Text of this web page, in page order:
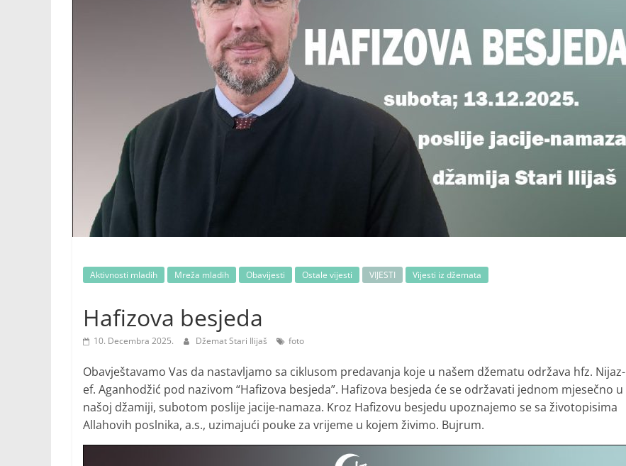
Aktivnosti mladih Mreža mladih Obavijesti Ostale vijesti VIJESTI Vijesti iz džemata
Hafizova besjeda
10. Decembra 2025. Džemat Stari Ilijaš foto
Obavještavamo Vas da nastavljamo sa ciklusom predavanja koje u našem džematu održava hfz. Nijaz-
ef. Aganhodžić pod nazivom “Hafizova besjeda”. Hafizova besjeda će se održavati jednom mjesečno u
našoj džamiji, subotom poslije jacije-namaza. Kroz Hafizovu besjedu upoznajemo se sa životopisima
Allahovih poslnika, a.s., uzimajući pouke za vrijeme u kojem živimo. Bujrum.